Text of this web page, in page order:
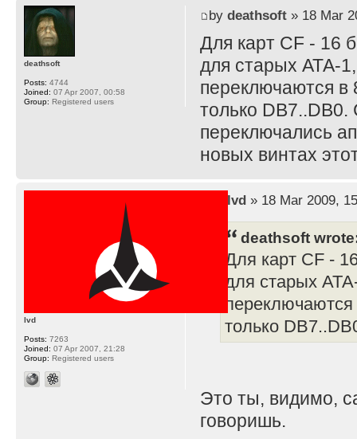
by deathsoft» 18 Mar
Для карт CF - 16
для старых АТА-
переключаются
только
переключались
новых винтах
deathsoft
Posts: 4744
Joined: 07 Apr 2007, 00:58
Group: Registered users
lvd» 18 Mar 2009,
deathsoft
Для карт CF -
для старых
только
Это ты, видимо,
говоришь.
lvd
Posts: 7263
Joined: 07 Apr 2007, 21:28
Group: Registered users